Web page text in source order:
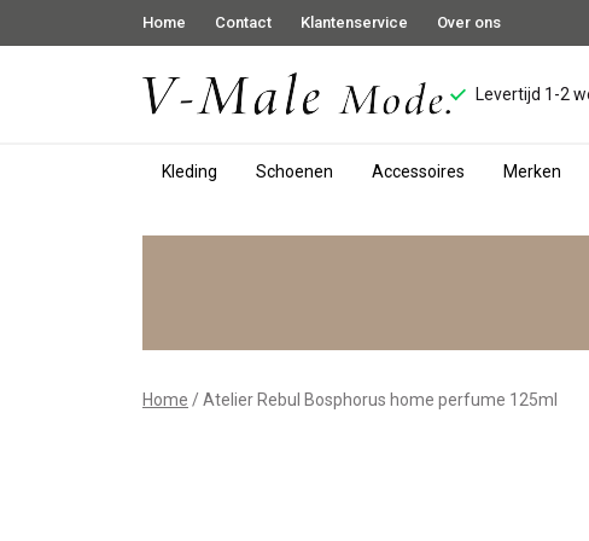
Home Contact Klantenservice Over ons
Levertijd 1-2
Kleding Schoenen Accessoires Merken
Atelier
Bosphorus
Home Atelier Rebul Bosphorus home perfume 125ml